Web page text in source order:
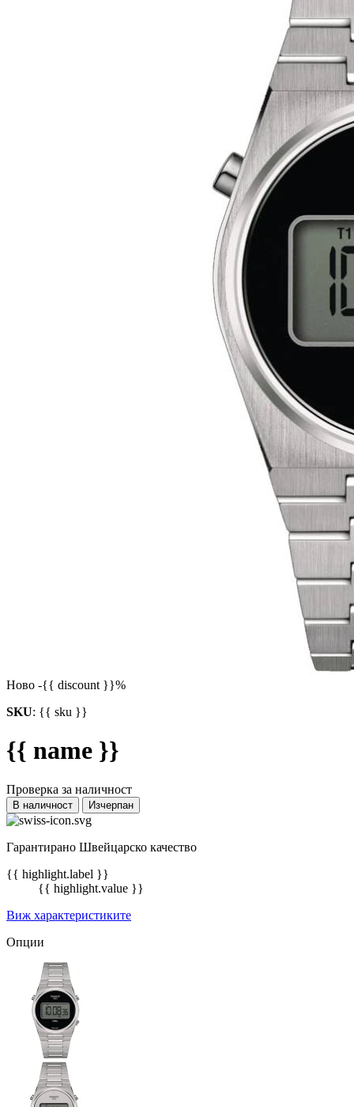
Ново -{{ discount }}%
SKU: {{ sku }}
{{ name }}
Проверка за наличност
В наличност Изчерпан
Гарантирано Швейцарско качество
{{ highlight.label }}
{{ highlight.value }}
Виж характеристиките
Опции